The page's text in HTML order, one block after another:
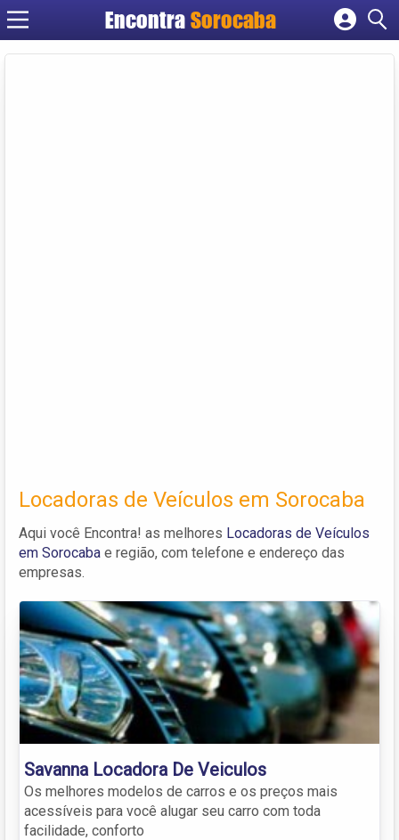
EncontraSorocaba
Cadastrar empresa
Locadoras de Veículos em Sorocaba
Aqui você Encontra! as melhores Locadoras de Veículos
em Sorocaba e região, com telefone e endereço das
empresas.
Savanna Locadora De Veiculos
Os melhores modelos de carros e os preços mais
acessíveis para você alugar seu carro com toda
facilidade, conforto